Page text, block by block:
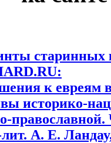
старинных
к евреям
историко-
А. Е.